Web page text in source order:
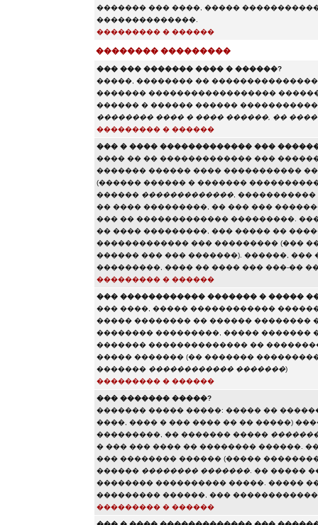
������� ��� ����, �����
��������������.
��������� � ������
�������� ���������
��� ��� ������� ���� � ������?
�����, �������� ��
������� ������������������
������ � ������ ������
�������� ���� � ���� ������, ��
��������� � ������
��� � ���� ������������� ���
���� �� �� ������������� ���
������� ������ ���� �����������
(������ ������ � �������
������ �������������, �����������
�� ���� ���������, �� ��� ���
��� �� ������������� ���������.
�� ���� ���������, ��� ����� ��
������������� ��� ��������� (���
������ ��� ��� �������). ������,
���������, ���� �� ���� ��� ���-��
��������� � ������
��� ������������ ������� � �����
��� ����, ����� ������������
����� �������� �� ������ ��������
�������� ���������, ����� �������
������� �������������� ��
����� ������� (�� �������
������� ������������ �������)
��������� � ������
��� ������� �����?
������� ����� �����: ����� ��
����, ���� � ��� ���� �� �� �����)
���������, �� ������� �����
� ��� ��� ���� �� �������� ������.
��� �������� ������ (�����
������ �������� �������. �� �����
�������� ���������� �����. �����
��������� ������, ���
��������� � ������